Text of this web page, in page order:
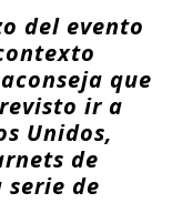
del evento
que
ir a
Unidos,
de
serie de